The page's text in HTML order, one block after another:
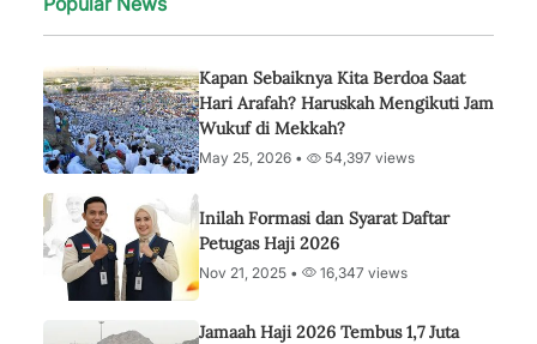
Kapan Sebaiknya Kita Berdoa Saat
Hari Arafah? Haruskah Mengikuti Jam
Wukuf di Mekkah?
May 25, 2026 • 54,397 views
Inilah Formasi dan Syarat Daftar
Petugas Haji 2026
Nov 21, 2025 • 16,347 views
Jamaah Haji 2026 Tembus 1,7 Juta